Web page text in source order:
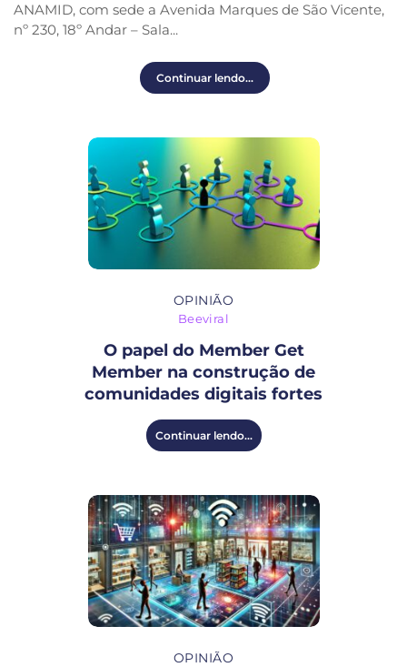
ANAMID, com sede a Avenida Marques de São Vicente,
nº 230, 18º Andar – Sala...
Continuar lendo...
OPINIÃO
Beeviral
O papel do Member Get
Member na construção de
comunidades digitais fortes
Continuar lendo...
OPINIÃO